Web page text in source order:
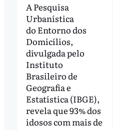
A Pesquisa
Urbanística
do Entorno dos
Domicílios,
divulgada pelo
Instituto
Brasileiro de
Geografia e
Estatística (IBGE),
revela que 93% dos
idosos com mais de